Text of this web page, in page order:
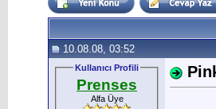
10.08.08, 03:52
Kullanıcı Profili
Prenses
Alfa Üye